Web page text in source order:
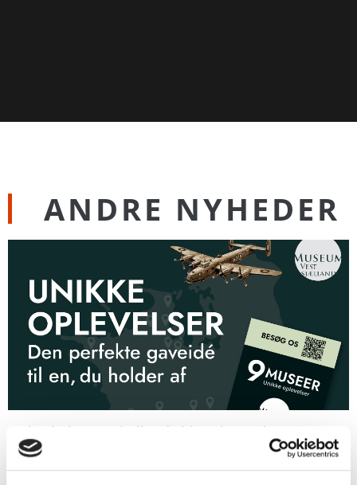
ANDRE NYHEDER
Oplev hele Vestsjællands historie med vores MVE-
fællesbillet